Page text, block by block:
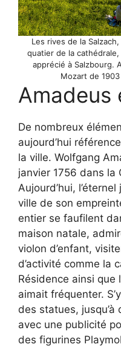
Les rives de la
quatier de la
apprécié à Salzbourg.
Mozart de
Amadeus
De nombreux
aujourd’hui
la ville. Wolfgang
janvier 1756 dans la
Aujourd’hui,
ville de son
entier se faufilent
maison natale,
violon d’enfant,
d’activité comme la
Résidence ainsi
aimait fréquenter.
des statues,
avec une publicité
des figurines